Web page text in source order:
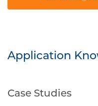
Application
Case Studies